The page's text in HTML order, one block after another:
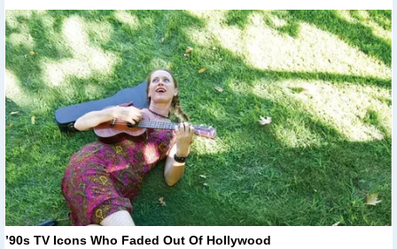
’90s TV Icons Who Faded Out Of Hollywood